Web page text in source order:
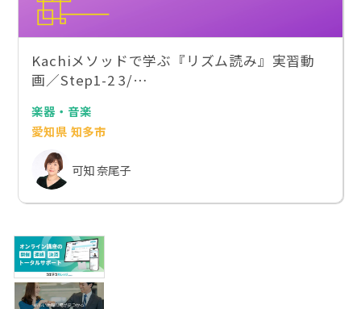
Kachiメソッドで学ぶ『リズム読み』実習動
画／Step1-2 3/…
楽器・音楽
愛知県 知多市
可知 奈尾子